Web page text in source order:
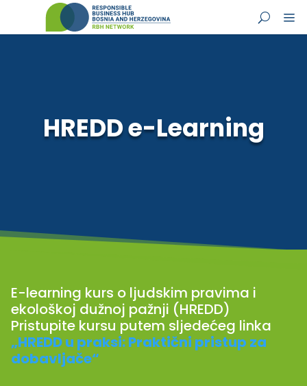
HREDD e-Learning
E-learning kurs o ljudskim pravima i
ekološkoj dužnoj pažnji (HREDD)
Pristupite kursu putem sljedećeg linka
„HREDD u praksi: Praktični pristup za
dobavljače“